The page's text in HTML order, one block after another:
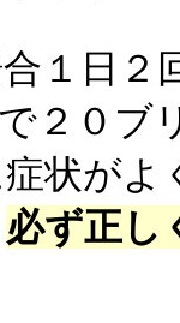
１日２
２０ブ
状が
必ず正し